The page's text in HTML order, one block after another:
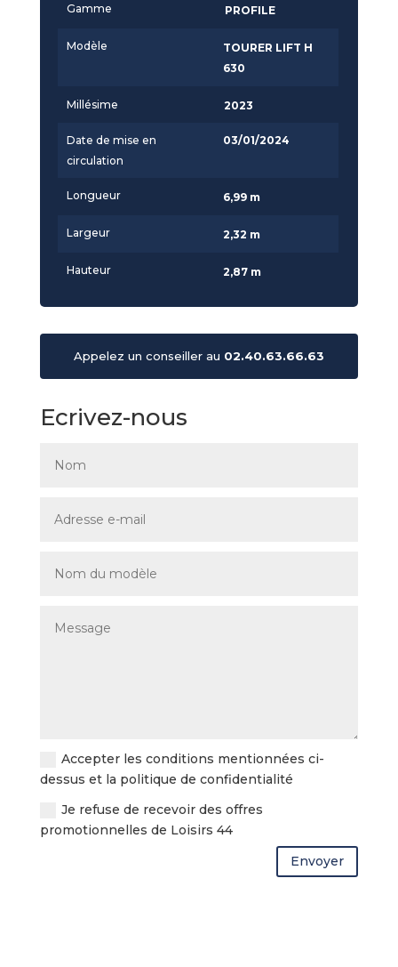
Gamme PROFILE
Modèle
TOURER LIFT H
630
Millésime 2023
Date de mise en
circulation
03/01/2024
Longueur 6,99 m
Largeur 2,32 m
Hauteur 2,87 m
Appelez un conseiller au 02.40.63.66.63
Ecrivez-nous
Accepter les conditions mentionnées ci-
dessus et la politique de confidentialité
Je refuse de recevoir des offres
promotionnelles de Loisirs 44
Envoyer